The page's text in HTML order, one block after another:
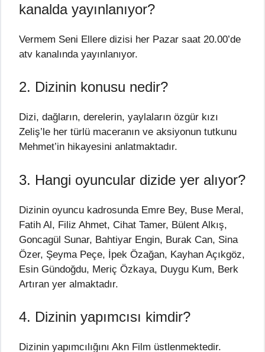
kanalda yayınlanıyor?
Vermem Seni Ellere dizisi her Pazar saat 20.00’de
atv kanalında yayınlanıyor.
2. Dizinin konusu nedir?
Dizi, dağların, derelerin, yaylaların özgür kızı
Zeliş’le her türlü maceranın ve aksiyonun tutkunu
Mehmet’in hikayesini anlatmaktadır.
3. Hangi oyuncular dizide yer alıyor?
Dizinin oyuncu kadrosunda Emre Bey, Buse Meral,
Fatih Al, Filiz Ahmet, Cihat Tamer, Bülent Alkış,
Goncagül Sunar, Bahtiyar Engin, Burak Can, Sina
Özer, Şeyma Peçe, İpek Özağan, Kayhan Açıkgöz,
Esin Gündoğdu, Meriç Özkaya, Duygu Kum, Berk
Artıran yer almaktadır.
4. Dizinin yapımcısı kimdir?
Dizinin yapımcılığını Akn Film üstlenmektedir.